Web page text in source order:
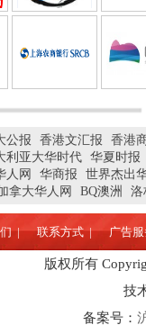
公报 香港文汇报
香港
利亚大华时代 华夏时报
人网 华商报
世界杰出
拿大华人网 BQ澳洲 洛
| 联系方式 | 广告
版权所有
技
备案号：